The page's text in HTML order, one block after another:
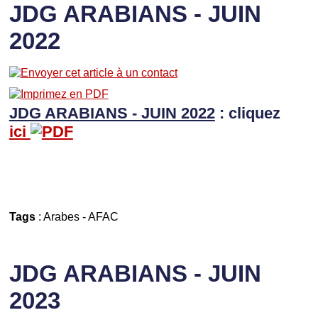
JDG ARABIANS - JUIN
2022
JDG ARABIANS - JUIN 2022: cliquez
ici
Tags: Arabes-AFAC
JDG ARABIANS - JUIN
2023